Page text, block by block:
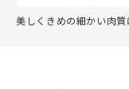
美しくきめの細かい肉質